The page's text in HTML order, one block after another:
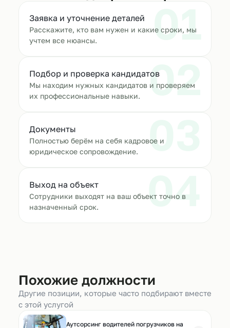
01
Заявка и уточнение деталей
Расскажите, кто вам нужен и какие сроки, мы
учтем все нюансы.
02
Подбор и проверка кандидатов
Мы находим нужных кандидатов и проверяем
их профессиональные навыки.
03
Документы
Полностью берём на себя кадровое и
юридическое сопровождение.
04
Выход на объект
Сотрудники выходят на ваш объект точно в
назначенный срок.
Похожие должности
Другие позиции, которые часто подбирают вместе
с этой услугой
Аутсорсинг водителей погрузчиков на